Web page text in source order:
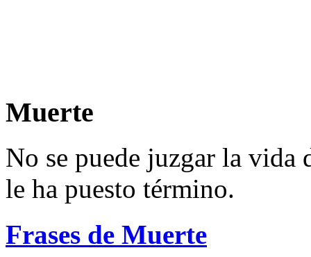
Muerte
No se puede juzgar la vida
le ha puesto término.
Frases de Muerte